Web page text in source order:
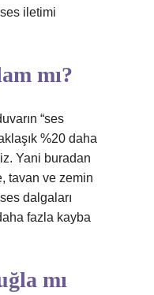
iletimi
mı?
“ses
%20 daha
Yani buradan
tavan ve zemin
dalgaları
fazla kayba
mı